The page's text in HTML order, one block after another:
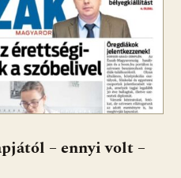
– ennyi volt –